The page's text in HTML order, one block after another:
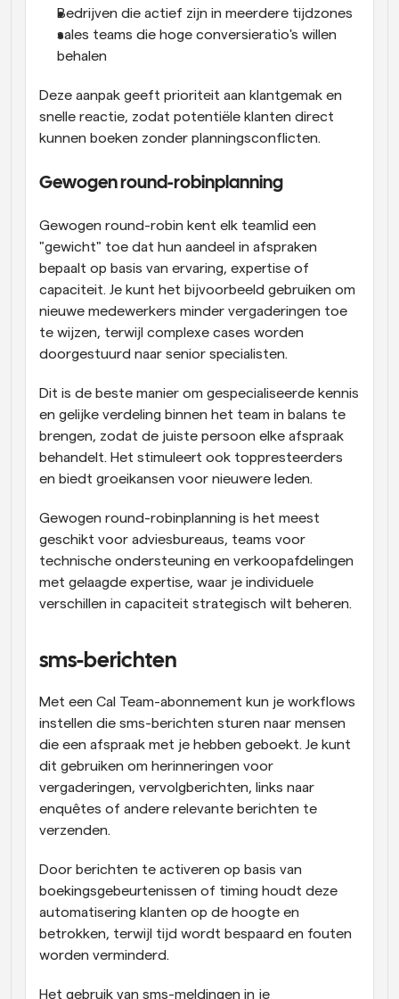
Bedrijven die actief zijn in meerdere tijdzones
sales teams die hoge conversieratio's willen
behalen
Deze aanpak geeft prioriteit aan klantgemak en
snelle reactie, zodat potentiële klanten direct
kunnen boeken zonder planningsconflicten.
Gewogen round-robinplanning
Gewogen round-robin kent elk teamlid een
"gewicht" toe dat hun aandeel in afspraken
bepaalt op basis van ervaring, expertise of
capaciteit. Je kunt het bijvoorbeeld gebruiken om
nieuwe medewerkers minder vergaderingen toe
te wijzen, terwijl complexe cases worden
doorgestuurd naar senior specialisten.
Dit is de beste manier om gespecialiseerde kennis
en gelijke verdeling binnen het team in balans te
brengen, zodat de juiste persoon elke afspraak
behandelt. Het stimuleert ook toppresteerders
en biedt groeikansen voor nieuwere leden.
Gewogen round-robinplanning is het meest
geschikt voor adviesbureaus, teams voor
technische ondersteuning en verkoopafdelingen
met gelaagde expertise, waar je individuele
verschillen in capaciteit strategisch wilt beheren.
sms-berichten
Met een Cal Team-abonnement kun je workflows
instellen die sms-berichten sturen naar mensen
die een afspraak met je hebben geboekt. Je kunt
dit gebruiken om herinneringen voor
vergaderingen, vervolgberichten, links naar
enquêtes of andere relevante berichten te
verzenden.
Door berichten te activeren op basis van
boekingsgebeurtenissen of timing houdt deze
automatisering klanten op de hoogte en
betrokken, terwijl tijd wordt bespaard en fouten
worden verminderd.
Het gebruik van sms-meldingen in je